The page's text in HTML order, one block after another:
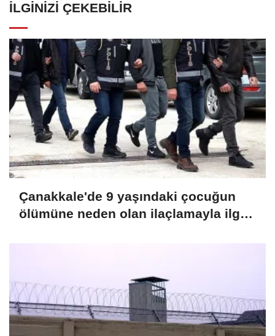
İLGINIZI ÇEKEBILIR
Çanakkale'de 9 yaşındaki çocuğun
ölümüne neden olan ilaçlamayla ilgili